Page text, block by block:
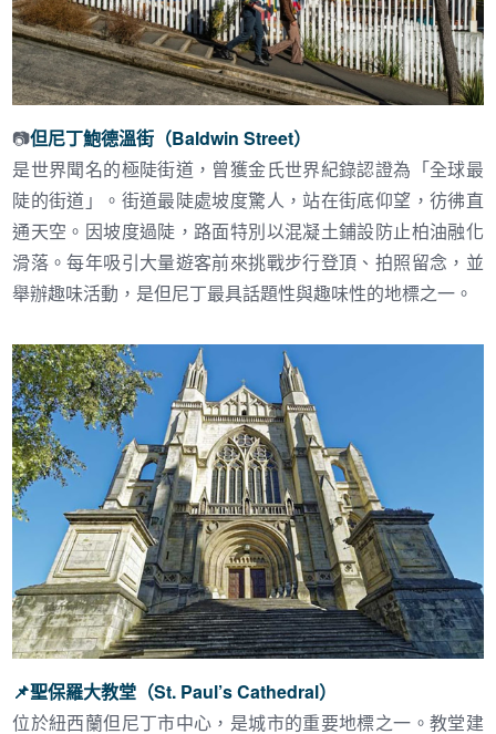
📷但尼丁鮑德溫街（Baldwin Street）
是世界聞名的極陡街道，曾獲金氏世界紀錄認證為「全球最
陡的街道」。街道最陡處坡度驚人，站在街底仰望，彷彿直
通天空。因坡度過陡，路面特別以混凝土鋪設防止柏油融化
滑落。每年吸引大量遊客前來挑戰步行登頂、拍照留念，並
舉辦趣味活動，是但尼丁最具話題性與趣味性的地標之一。
📌聖保羅大教堂（St. Paul’s Cathedral）
位於紐西蘭但尼丁市中心，是城市的重要地標之一。教堂建